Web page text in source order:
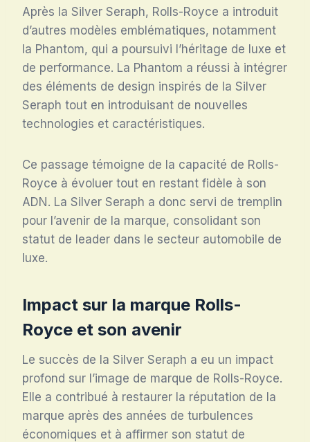
Après la Silver Seraph, Rolls-Royce a introduit
d’autres modèles emblématiques, notamment
la Phantom, qui a poursuivi l’héritage de luxe et
de performance. La Phantom a réussi à intégrer
des éléments de design inspirés de la Silver
Seraph tout en introduisant de nouvelles
technologies et caractéristiques.
Ce passage témoigne de la capacité de Rolls-
Royce à évoluer tout en restant fidèle à son
ADN. La Silver Seraph a donc servi de tremplin
pour l’avenir de la marque, consolidant son
statut de leader dans le secteur automobile de
luxe.
Impact sur la marque Rolls-
Royce et son avenir
Le succès de la Silver Seraph a eu un impact
profond sur l’image de marque de Rolls-Royce.
Elle a contribué à restaurer la réputation de la
marque après des années de turbulences
économiques et à affirmer son statut de